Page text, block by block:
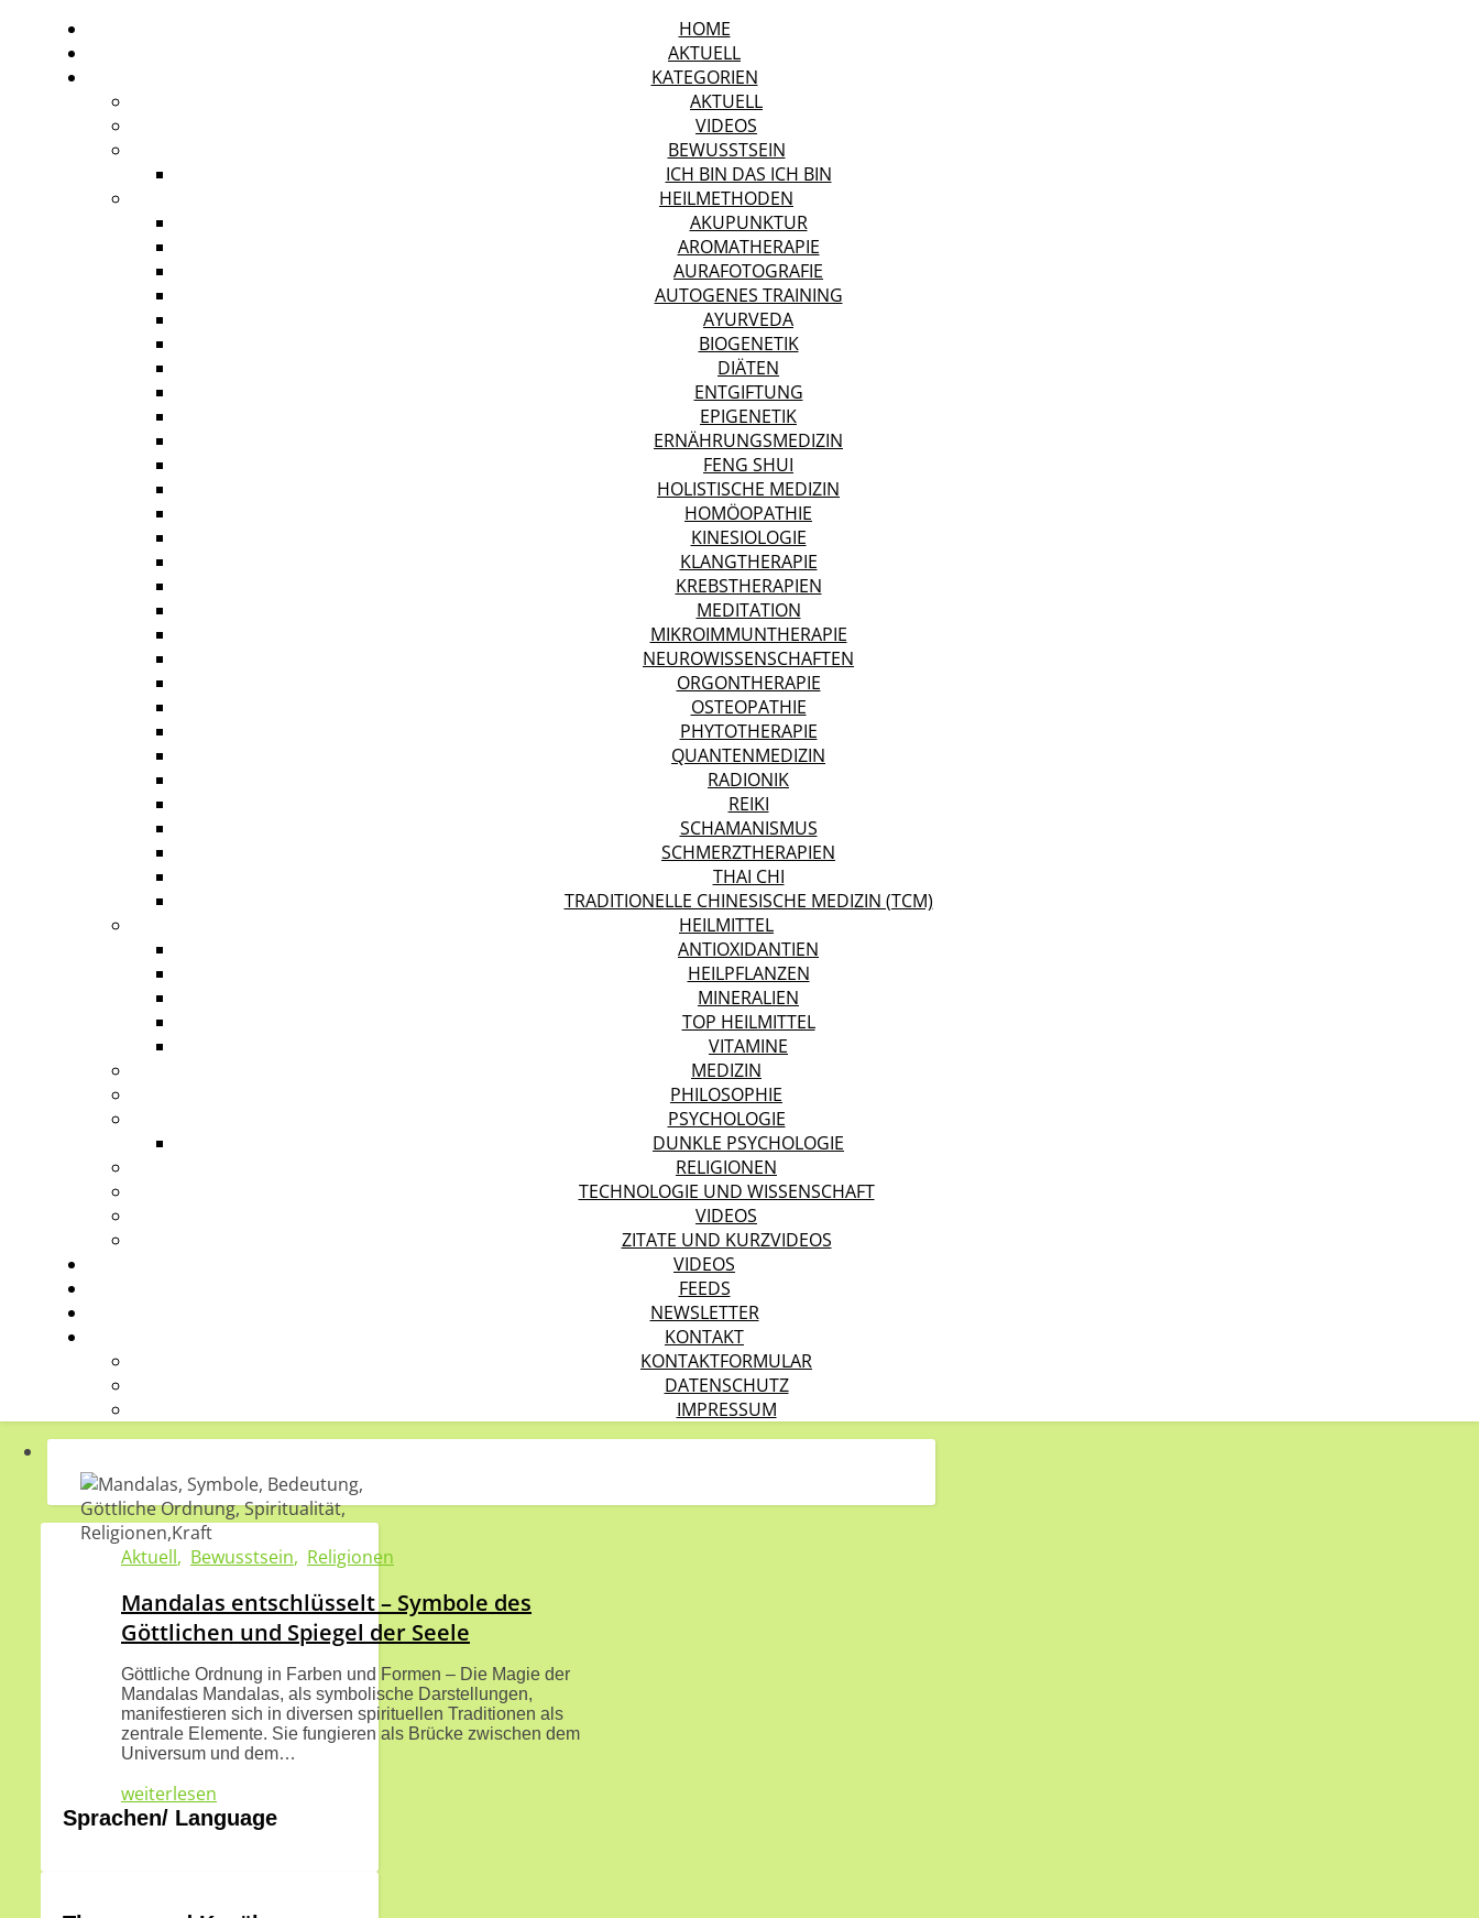
HOME
AKTUELL
KATEGORIEN
AKTUELL
VIDEOS
BEWUSSTSEIN
ICH BIN DAS ICH BIN
HEILMETHODEN
AKUPUNKTUR
AROMATHERAPIE
AURAFOTOGRAFIE
AUTOGENES TRAINING
AYURVEDA
BIOGENETIK
DIÄTEN
ENTGIFTUNG
EPIGENETIK
ERNÄHRUNGSMEDIZIN
FENG SHUI
HOLISTISCHE MEDIZIN
HOMÖOPATHIE
KINESIOLOGIE
KLANGTHERAPIE
KREBSTHERAPIEN
MEDITATION
MIKROIMMUNTHERAPIE
NEUROWISSENSCHAFTEN
ORGONTHERAPIE
OSTEOPATHIE
PHYTOTHERAPIE
QUANTENMEDIZIN
RADIONIK
REIKI
SCHAMANISMUS
SCHMERZTHERAPIEN
THAI CHI
TRADITIONELLE CHINESISCHE MEDIZIN (TCM)
HEILMITTEL
ANTIOXIDANTIEN
HEILPFLANZEN
MINERALIEN
TOP HEILMITTEL
VITAMINE
MEDIZIN
PHILOSOPHIE
PSYCHOLOGIE
DUNKLE PSYCHOLOGIE
RELIGIONEN
TECHNOLOGIE UND WISSENSCHAFT
VIDEOS
ZITATE UND KURZVIDEOS
VIDEOS
FEEDS
NEWSLETTER
KONTAKT
KONTAKTFORMULAR
DATENSCHUTZ
IMPRESSUM
Aktuell, Bewusstsein, Religionen
Mandalas entschlüsselt – Symbole des
Göttlichen und Spiegel der Seele
Göttliche Ordnung in Farben und Formen – Die Magie der
Mandalas Mandalas, als symbolische Darstellungen,
manifestieren sich in diversen spirituellen Traditionen als
zentrale Elemente. Sie fungieren als Brücke zwischen dem
Universum und dem…
weiterlesen
Sprachen/ Language